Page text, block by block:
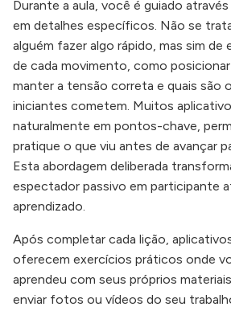
Durante a aula, você é guiado
em detalhes específicos. Não se
alguém fazer algo rápido, mas sim de
de cada movimento, como
manter a tensão correta e quais são
iniciantes cometem. Muitos
naturalmente em pontos-chave,
pratique o que viu antes de avançar
Esta abordagem deliberada
espectador passivo em participante
aprendizado.
Após completar cada lição,
oferecem exercícios práticos onde
aprendeu com seus próprios
enviar fotos ou vídeos do seu